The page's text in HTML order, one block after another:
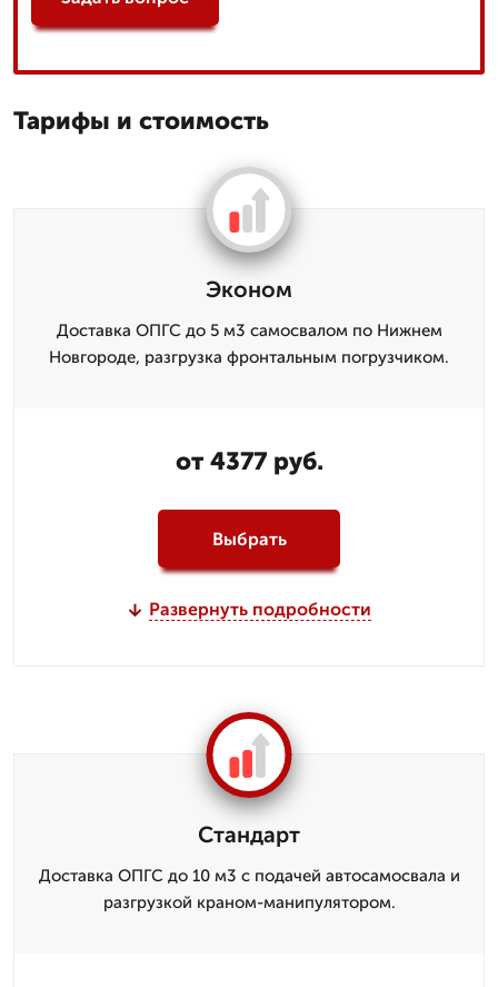
Тарифы и стоимость
Эконом
Доставка ОПГС до 5 м3 самосвалом по Нижнем
Новгороде, разгрузка фронтальным погрузчиком.
от 4377 руб.
Выбрать
Развернуть подробности
Стандарт
Доставка ОПГС до 10 м3 с подачей автосамосвала и
разгрузкой краном-манипулятором.